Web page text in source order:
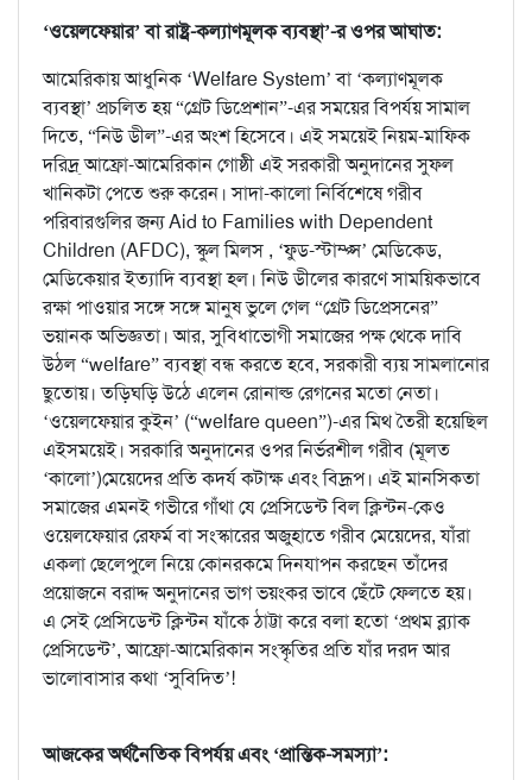
‘ওয়েলফেয়ার’ বা রাষ্ট্র-কল্যাণমূলক ব্যবস্থা’-র ওপর আঘাত:
আমেরিকায় আধুনিক ‘Welfare System’ বা ‘কল্যাণমূলক
ব্যবস্থা’ প্রচলিত হয় “গ্রেট ডিপ্রেশান”-এর সময়ের বিপর্যয় সামাল
দিতে, “নিউ ডীল”-এর অংশ হিসেবে। এই সময়েই নিয়ম-মাফিক
দরিদ্র্ আফ্রো-আমেরিকান গোষ্ঠী এই সরকারী অনুদানের সুফল
খানিকটা পেতে শুরু করেন। সাদা-কালো নির্বিশেষে গরীব
পরিবারগুলির জন্য Aid to Families with Dependent
Children (AFDC), স্কুল মিলস , ‘ফুড-স্টাম্প্স’ মেডিকেড,
মেডিকেয়ার ইত্যাদি ব্যবস্থা হল। নিউ ডীলের কারণে সাময়িকভাবে
রক্ষা পাওয়ার সঙ্গে সঙ্গে মানুষ ভুলে গেল “গ্রেট ডিপ্রেসনের”
ভয়ানক অভিজ্ঞতা। আর, সুবিধাভোগী সমাজের পক্ষ থেকে দাবি
উঠল “welfare” ব্যবস্থা বন্ধ করতে হবে, সরকারী ব্যয় সামলানোর
ছুতোয়। তড়িঘড়ি উঠে এলেন রোনাল্ড রেগনের মতো নেতা।
‘ওয়েলফেয়ার কুইন’ (“welfare queen”)-এর মিথ তৈরী হয়েছিল
এইসময়েই। সরকারি অনুদানের ওপর নির্ভরশীল গরীব (মূলত
‘কালো’)মেয়েদের প্রতি কদর্য কটাক্ষ এবং বিদ্রূপ। এই মানসিকতা
সমাজের এমনই গভীরে গাঁথা যে প্রেসিডেন্ট বিল ক্লিন্টন-কেও
ওয়েলফেয়ার রেফর্ম বা সংস্কারের অজুহাতে গরীব মেয়েদের, যাঁরা
একলা ছেলেপুলে নিয়ে কোনরকমে দিনযাপন করছেন তাঁদের
প্রয়োজনে বরাদ্দ অনুদানের ভাগ ভয়ংকর ভাবে ছেঁটে ফেলতে হয়।
এ সেই প্রেসিডেন্ট ক্লিন্টন যাঁকে ঠাট্টা করে বলা হতো ‘প্রথম ব্ল্যাক
প্রেসিডেন্ট’, আফ্রো-আমেরিকান সংস্কৃতির প্রতি যাঁর দরদ আর
ভালোবাসার কথা ‘সুবিদিত’!
আজকের অর্থনৈতিক বিপর্যয় এবং ‘প্রান্তিক-সমস্যা’: